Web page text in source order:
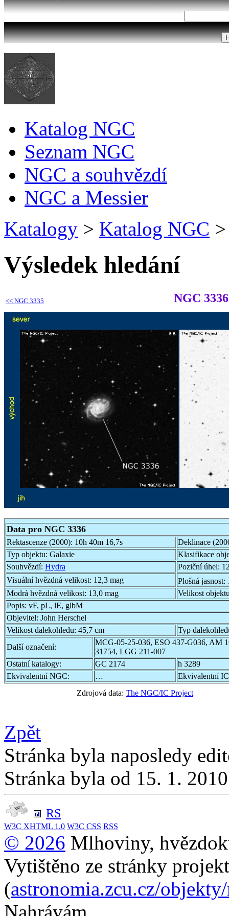
Katalog NGC
Seznam NGC
NGC a souhvězdí
NGC a Messier
Katalogy > Katalog NGC >
Výsledek hledání
<< NGC 3335 NGC 3336
Data pro NGC 3336
Rektascenze (2000): 10h 40m 16,7s
Deklinace
Typ objektu: Galaxie
Klasifikace
Souhvězdí: Hydra Poziční úhel:
Visuální hvězdná velikost: 12,3 mag Plošná jasnost:
Modrá hvězdná velikost: 13,0 mag
Velikost
Popis: vF, pL, lE, glbM
Objevitel: John Herschel
Velikost dalekohledu: 45,7 cm
Typ
Další označení:
MCG-05-25-036, ESO 437-G036, AM
31754, LGG 211-007
Ostatní katalogy:
GC 2174
h 3289
Ekvivalentní NGC:
…
Ekvivalentní
Zdrojová data: The NGC/IC Project
Zpět
Stránka byla naposledy
Stránka byla od 15. 1.
RS
W3C XHTML 1.0 W3C CSS RSS
© 2026 Mlhoviny,
Vytištěno ze stránky
(astronomia.zcu.cz/
Nahrávám...